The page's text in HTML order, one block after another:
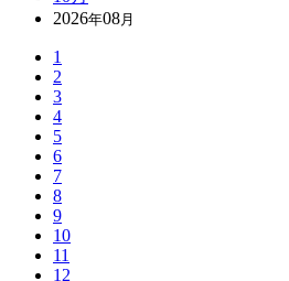
2026年08月
1
2
3
4
5
6
7
8
9
10
11
12